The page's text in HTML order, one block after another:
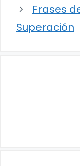
Frases
Superación